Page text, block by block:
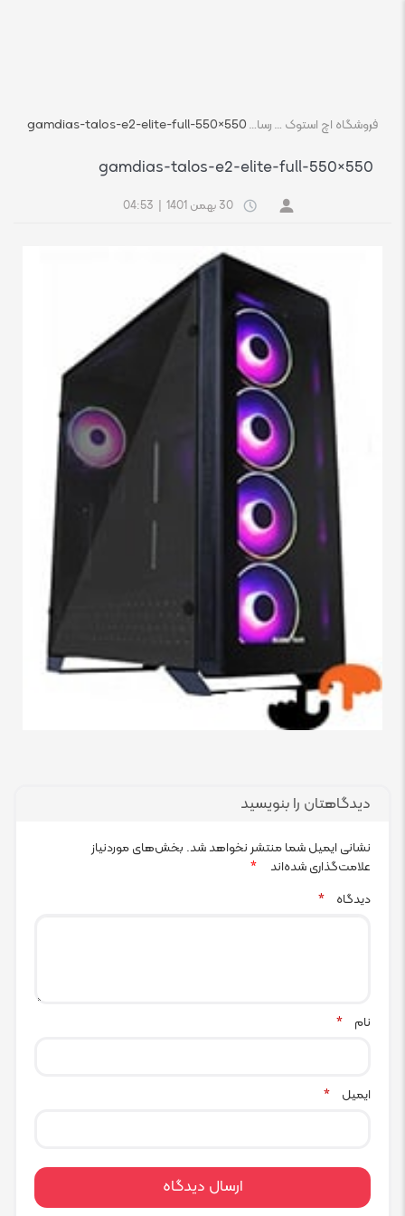
فروشگاه اچ استوک بازار انلاین تجهیزات کامپیوتر استوک رسانهgamdias-talos-e2-elite-full-550×550
gamdias-talos-e2-elite-full-550×550
30 بهمن 1401 04:53
دیدگاهتان را بنویسید
نشانی ایمیل شما منتشر نخواهد شد. بخش‌های موردنیاز
علامت‌گذاری شده‌اند
*
دیدگاه
*
نام *
ایمیل *